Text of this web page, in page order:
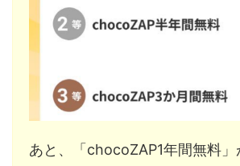
あと、「chocoZAP1年間無料」